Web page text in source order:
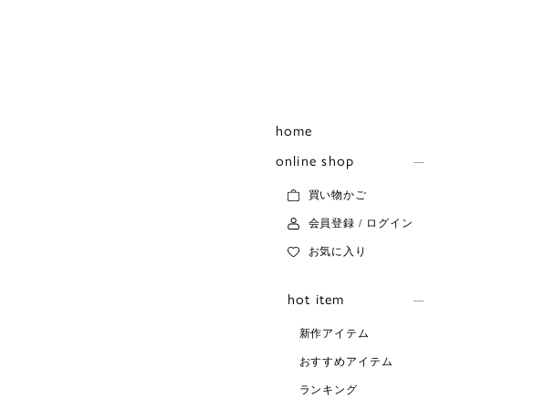
home
online shop
買い物かご
会員登録 / ログイン
お気に入り
hot item
新作アイテム
おすすめアイテム
ランキング